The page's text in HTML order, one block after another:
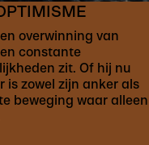
overwinning van
constante
zit. Of hij nu
is zowel zijn anker als
beweging waar alleen